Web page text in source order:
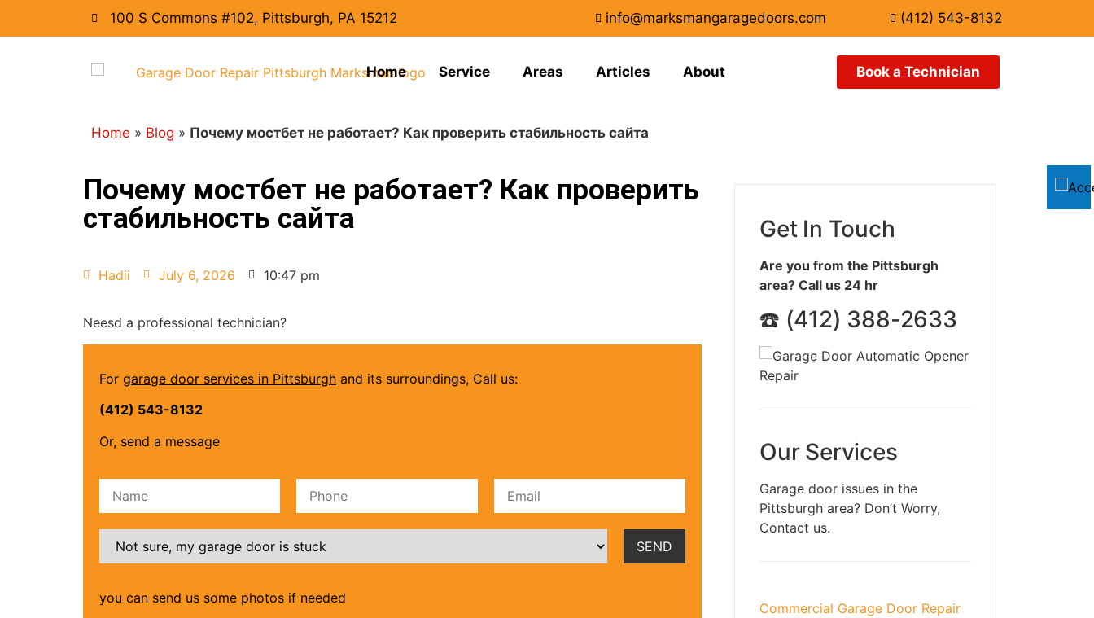
100 S Commons #102, Pittsburgh, PA 15212 info@marksmangaragedoors.com (412) 543-8132
Home Service Areas Articles About Book a Technician
Home » Blog » Почему мостбет не работает? Как проверить стабильность сайта
Почему мостбет не работает? Как проверить
стабильность сайта
Hadii July 6, 2026 10:47 pm
Neesd a professional technician?
For garage door services in Pittsburgh and its surroundings, Call us:
(412) 543-8132
Or, send a message
Please leave this field empty.
you can send us some photos if needed
Get In Touch
Are you from the Pittsburgh
area? Call us 24 hr
☎️ (412) 388-2633
Our Services
Garage door issues in the
Pittsburgharea? Don’t Worry,
Contact us.
Commercial Garage Door Repair